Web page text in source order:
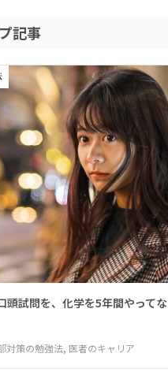
記事
頭試問を、化学を5年間やって
対策の勉強法, 医者のキャリア